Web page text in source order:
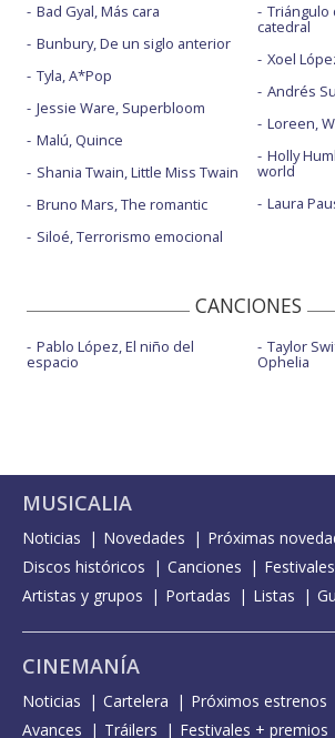
Bad Gyal, Más cara
Bunbury, De un siglo anterior
Tyla, A*Pop
Jessie Ware, Superbloom
Malú, Quince
Shania Twain, Little Miss Twain
Bruno Mars, The romantic
Siloé, Terrorismo emocional
Triángulo
catedral
Xoel
Andrés
Loreen,
Holly
world
Laura
CANCIONES
Pablo López, El niño del
espacio
Taylor
Ophelia
MUSICALIA
Noticias Novedades
Próximas
Discos históricos
Canciones Festivales
Artistas y grupos
Portadas Listas
CINEMANÍA
Noticias Cartelera Próximos estrenos
Avances
Tráilers Festivales + premios